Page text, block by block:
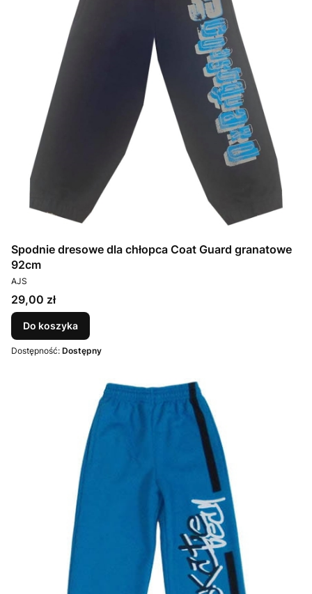
Spodnie dresowe dla chłopca Coat Guard granatowe
92cm
PRODUCENT
AJS
Cena
29,00 zł
Do koszyka
Dostępność: Dostępny